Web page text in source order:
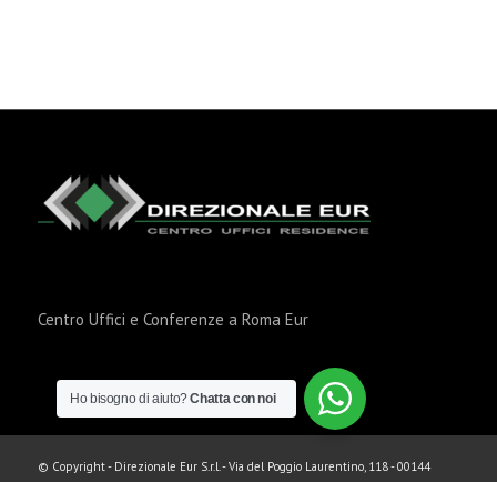
Centro Uffici e Conferenze a Roma Eur
© Copyright - Direzionale Eur S.r.l. - Via del Poggio Laurentino, 118 - 00144
Ho bisogno di aiuto?Chatta con noi